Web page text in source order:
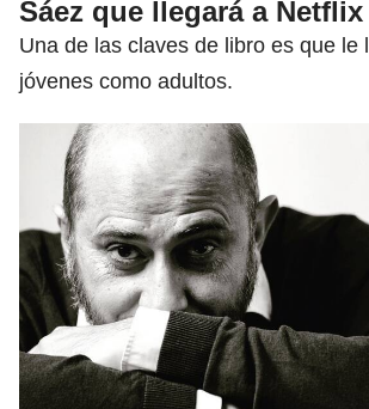
Sáez que llegará a Netflix
Una de las claves de libro es que le
jóvenes como adultos.